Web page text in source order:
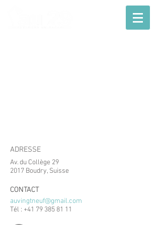
ADRESSE
Av. du Collège 29
2017 Boudry, Suisse
CONTACT
auvingtneuf@gmail.com
Tél : +41 79 385 81 11